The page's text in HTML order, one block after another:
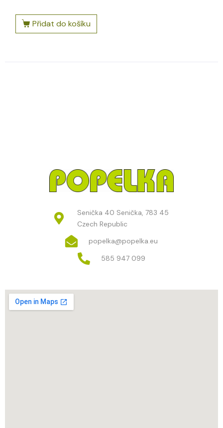
Přidat do košíku
Senička 40 Senička, 783 45
Czech Republic
popelka@popelka.eu
585 947 099